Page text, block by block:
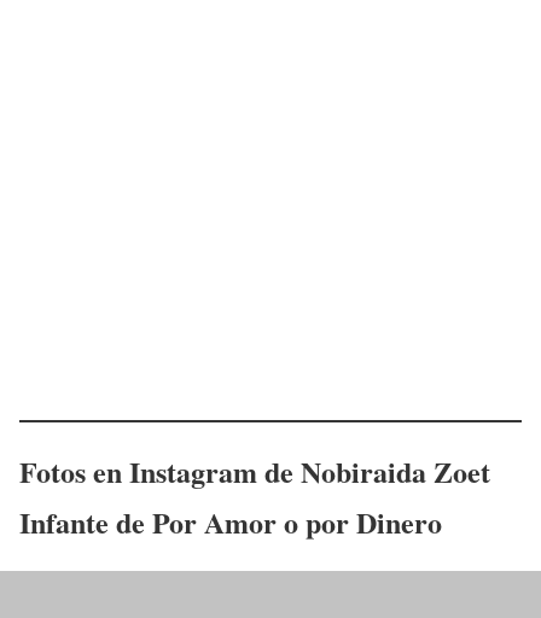
Fotos en Instagram de Nobiraida Zoet
Infante de Por Amor o por Dinero